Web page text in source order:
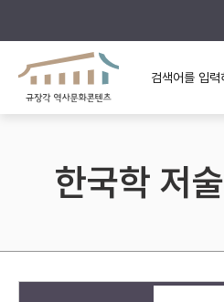
규장각의 어제와 오늘
규장각 소개영상
고
한국학 저